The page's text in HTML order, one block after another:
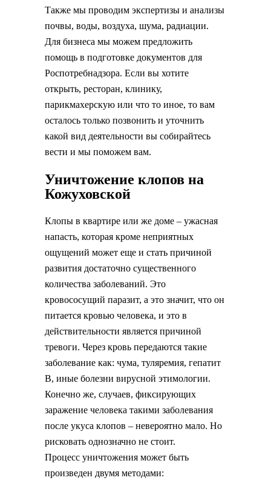
Также мы проводим экспертизы и анализы
почвы, воды, воздуха, шума, радиации.
Для бизнеса мы можем предложить
помощь в подготовке документов для
Роспотребнадзора. Если вы хотите
открыть, ресторан, клинику,
парикмахерскую или что то иное, то вам
осталось только позвонить и уточнить
какой вид деятельности вы собирайтесь
вести и мы поможем вам.
Уничтожение клопов на
Кожуховской
Клопы в квартире или же доме – ужасная
напасть, которая кроме неприятных
ощущений может еще и стать причиной
развития достаточно существенного
количества заболеваний. Это
кровососущий паразит, а это значит, что он
питается кровью человека, и это в
действительности является причиной
тревоги. Через кровь передаются такие
заболевание как: чума, туляремия, гепатит
В, иные болезни вирусной этимологии.
Конечно же, случаев, фиксирующих
заражение человека такими заболевания
после укуса клопов – невероятно мало. Но
рисковать однозначно не стоит.
Процесс уничтожения может быть
произведен двумя методами: